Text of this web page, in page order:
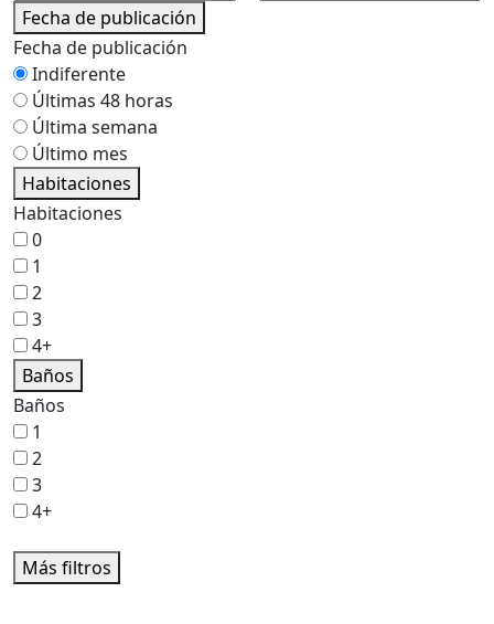
Fecha de publicación
Fecha de publicación
Indiferente
Últimas 48 horas
Última semana
Último mes
Habitaciones
Habitaciones
0
1
2
3
4+
Baños
Baños
1
2
3
4+
Más filtros